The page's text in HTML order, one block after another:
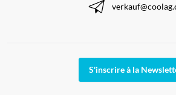
S'inscrire à la